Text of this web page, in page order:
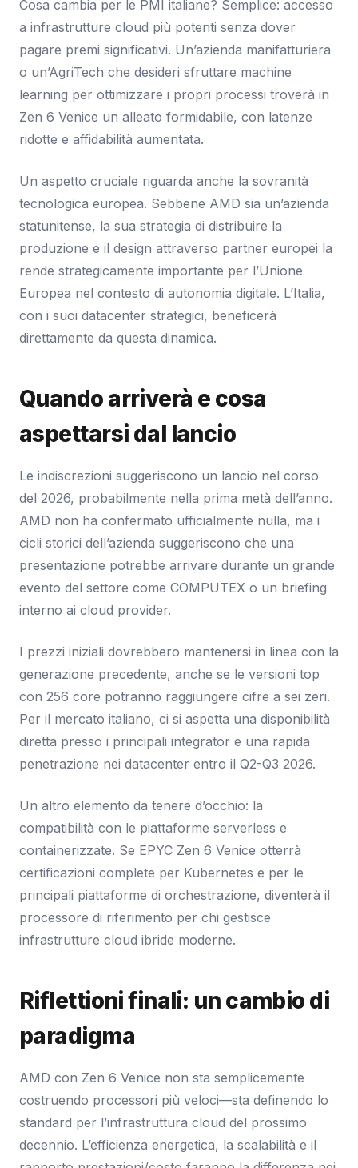
Cosa cambia per le PMI italiane? Semplice: accesso
a infrastrutture cloud più potenti senza dover
pagare premi significativi. Un’azienda manifatturiera
o un’AgriTech che desideri sfruttare machine
learning per ottimizzare i propri processi troverà in
Zen 6 Venice un alleato formidabile, con latenze
ridotte e affidabilità aumentata.
Un aspetto cruciale riguarda anche la sovranità
tecnologica europea. Sebbene AMD sia un’azienda
statunitense, la sua strategia di distribuire la
produzione e il design attraverso partner europei la
rende strategicamente importante per l’Unione
Europea nel contesto di autonomia digitale. L’Italia,
con i suoi datacenter strategici, beneficerà
direttamente da questa dinamica.
Quando arriverà e cosa
aspettarsi dal lancio
Le indiscrezioni suggeriscono un lancio nel corso
del 2026, probabilmente nella prima metà dell’anno.
AMD non ha confermato ufficialmente nulla, ma i
cicli storici dell’azienda suggeriscono che una
presentazione potrebbe arrivare durante un grande
evento del settore come COMPUTEX o un briefing
interno ai cloud provider.
I prezzi iniziali dovrebbero mantenersi in linea con la
generazione precedente, anche se le versioni top
con 256 core potranno raggiungere cifre a sei zeri.
Per il mercato italiano, ci si aspetta una disponibilità
diretta presso i principali integrator e una rapida
penetrazione nei datacenter entro il Q2-Q3 2026.
Un altro elemento da tenere d’occhio: la
compatibilità con le piattaforme serverless e
containerizzate. Se EPYC Zen 6 Venice otterrà
certificazioni complete per Kubernetes e per le
principali piattaforme di orchestrazione, diventerà il
processore di riferimento per chi gestisce
infrastrutture cloud ibride moderne.
Riflettioni finali: un cambio di
paradigma
AMD con Zen 6 Venice non sta semplicemente
costruendo processori più veloci—sta definendo lo
standard per l’infrastruttura cloud del prossimo
decennio. L’efficienza energetica, la scalabilità e il